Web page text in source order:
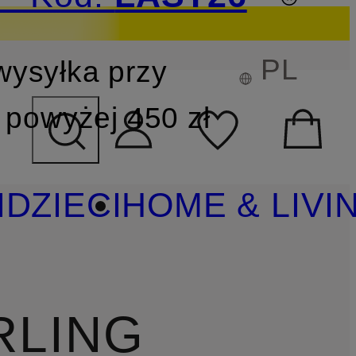
przy
450 zł
PL
DZIECIHOME &